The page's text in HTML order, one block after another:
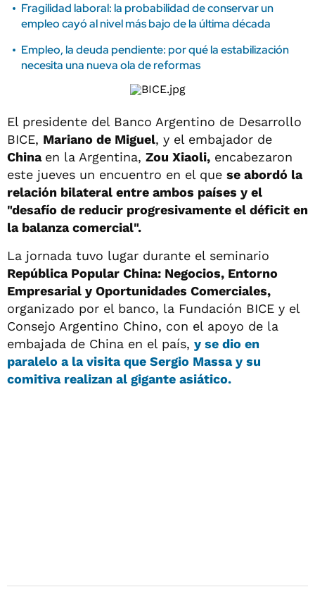
Fragilidad laboral: la probabilidad de conservar un
empleo cayó al nivel más bajo de la última década
Empleo, la deuda pendiente: por qué la estabilización
necesita una nueva ola de reformas
El presidente del Banco Argentino de Desarrollo
BICE, Mariano de Miguel, y el embajador de
China en la Argentina, Zou Xiaoli, encabezaron
este jueves un encuentro en el que se abordó la
relación bilateral entre ambos países y el
"desafío de reducir progresivamente el déficit en
la balanza comercial".
La jornada tuvo lugar durante el seminario
República Popular China: Negocios, Entorno
Empresarial y Oportunidades Comerciales,
organizado por el banco, la Fundación BICE y el
Consejo Argentino Chino, con el apoyo de la
embajada de China en el país, y se dio en
paralelo a la visita que Sergio Massa y su
comitiva realizan al gigante asiático.